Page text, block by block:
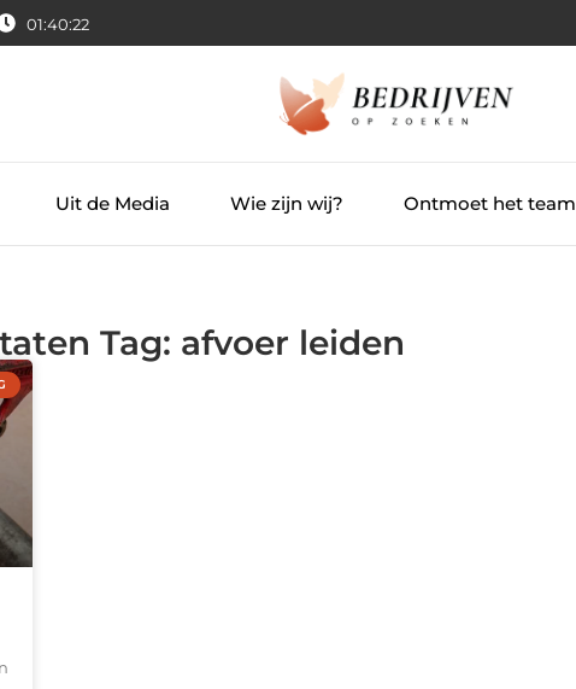
01:40:22
Uit de Media Wie zijn wij? Ontmoet het team
Tag: afvoer leiden